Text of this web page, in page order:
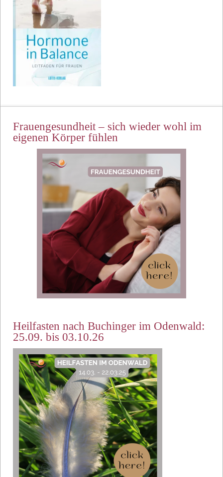
Frauengesundheit – sich wieder wohl im
eigenen Körper fühlen
Heilfasten nach Buchinger im Odenwald:
25.09. bis 03.10.26